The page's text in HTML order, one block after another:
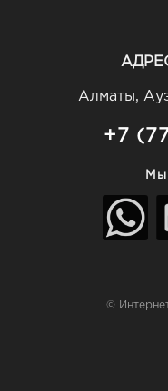
Алматы,
+7
Мы
©